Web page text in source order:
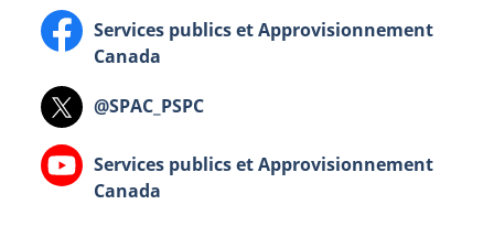
Facebook :Services publics et Approvisionnement
Canada
Twitter :@SPAC_PSPC
Youtube :Services publics et Approvisionnement
Canada